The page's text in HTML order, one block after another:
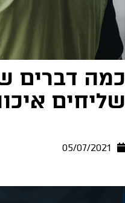
כמה דברים
שליחים
05/07/2021